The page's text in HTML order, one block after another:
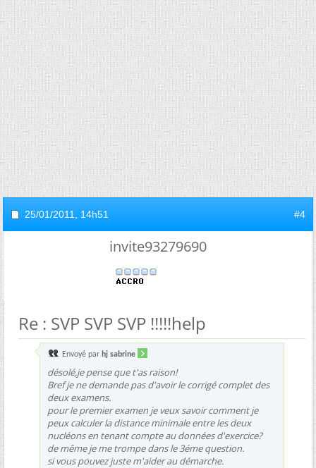
25/01/2011, 14h51 #4
invite93279690
Re : SVP SVP SVP !!!!!help
Envoyé par hj sabrine
désolé,je pense que t'as raison!
Bref je ne demande pas d'avoir le corrigé complet des
deux examens.
pour le premier examen je veux savoir comment je
peux calculer la distance minimale entre les deux
nucléons en tenant compte au données d'exercice?
de même je me trompe dans le 3éme question.
si vous pouvez juste m'aider au démarche.